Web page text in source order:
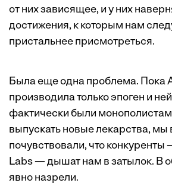
от них зависящее, и у них
достижения, к которым нам
пристальнее присмотреться.
Была еще одна проблема. Пока
производила только эпоген и
фактически были
выпускать новые лекарства,
почувствовали, что
Labs — дышат нам в затылок. В
явно назрели.